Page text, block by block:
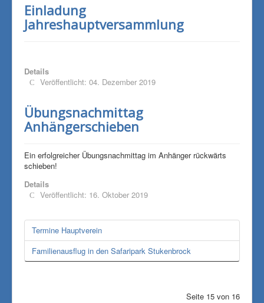
Einladung
Jahreshauptversammlung
Details
Veröffentlicht: 04. Dezember 2019
Übungsnachmittag
Anhängerschieben
Ein erfolgreicher Übungsnachmittag im Anhänger rückwärts
schieben!
Details
Veröffentlicht: 16. Oktober 2019
Termine Hauptverein
Familienausflug in den Safaripark Stukenbrock
Seite 15 von 16